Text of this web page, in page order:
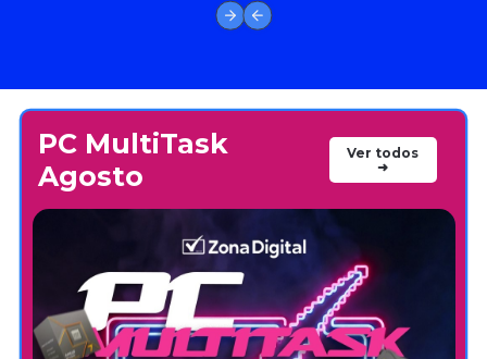
PC MultiTask
Agosto
Ver todos
➜